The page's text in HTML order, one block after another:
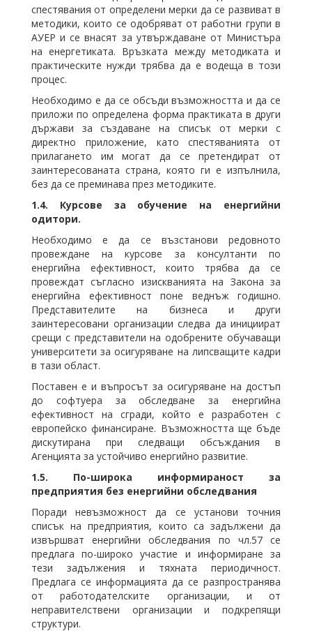
спестявания от определени мерки да се развиват в
методики, които се одобряват от работни групи в
АУЕР и се внасят за утвърждаване от Министъра
на енергетиката. Връзката между методиката и
практическите нужди трябва да е водеща в този
процес.
Необходимо е да се обсъди възможността и да се
приложи по определена форма практиката в други
държави за създаване на списък от мерки с
директно приложение, като спестяванията от
прилагането им могат да се претендират от
заинтересованата страна, която ги е изпълнила,
без да се преминава през методиките.
1.4. Курсове за обучение на енергийни
одитори.
Необходимо е да се възстанови редовното
провеждане на курсове за консултанти по
енергийна ефективност, които трябва да се
провеждат съгласно изискванията на Закона за
енергийна ефективност поне веднъж годишно.
Представителите на бизнеса и други
заинтересовани организации следва да инициират
срещи с представители на одобрените обучаващи
университети за осигуряване на липсващите кадри
в тази област.
Поставен е и въпросът за осигуряване на достъп
до софтуера за обследване за енергийна
ефективност на сгради, който е разработен с
европейско финансиране. Възможността ще бъде
дискутирана при следващи обсъждания в
Агенцията за устойчиво енергийно развитие.
1.5. По-широка информираност за
предприятия без енергийни обследвания
Поради невъзможност да се установи точния
списък на предприятия, които са задължени да
извършват енергийни обследвания по чл.57 се
предлага по-широко участие и информиране за
тези задължения и тяхната периодичност.
Предлага се информацията да се разпространява
от работодателските организации, и от
неправителствени организации и подкрепящи
структури.